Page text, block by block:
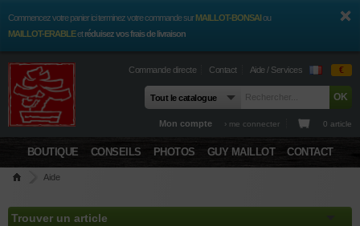
Commencez votre panier ici terminez votre commande surMAILLOT-BONSAIou
MAILLOT-ERABLEetréduisez vos frais de livraison
Commande directe Contact Aide / Services €
Mon compte › me connecter 0 article
BOUTIQUE CONSEILS PHOTOS GUY MAILLOT CONTACT
Aide